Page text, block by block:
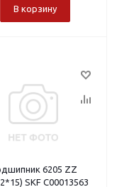
В корзину
6205 ZZ
SKF С00013563